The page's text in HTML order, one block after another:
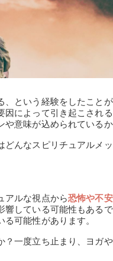
、という経験をしたこと
によって引き起こされ
意味が込められているか
どんなスピリチュアルメ
アルな視点から恐怖や不
している可能性もある
可能性があります。
一度立ち止まり、ヨガ